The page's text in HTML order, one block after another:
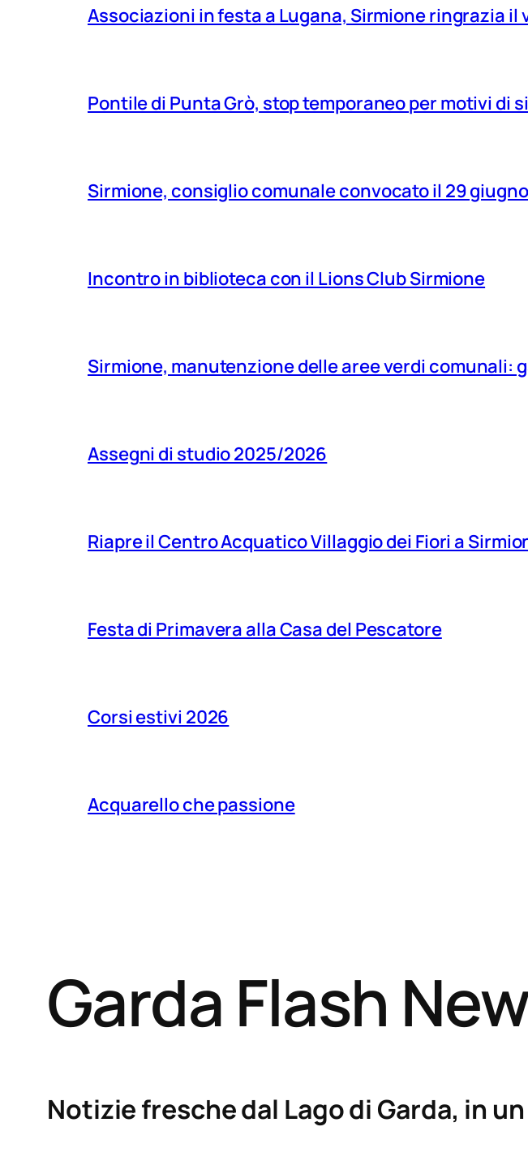
Associazioni in festa a Lugana, Sirmione ringrazia
Pontile di Punta Grò, stop temporaneo per motivi di
Sirmione, consiglio comunale convocato il 29
Incontro in biblioteca con il Lions Club Sirmione
Sirmione, manutenzione delle aree verdi comunali:
Assegni di studio 2025/2026
Riapre il Centro Acquatico Villaggio dei Fiori a
Festa di Primavera alla Casa del Pescatore
Corsi estivi 2026
Acquarello che passione
Garda Flash
Notizie fresche dal Lago di Garda, in